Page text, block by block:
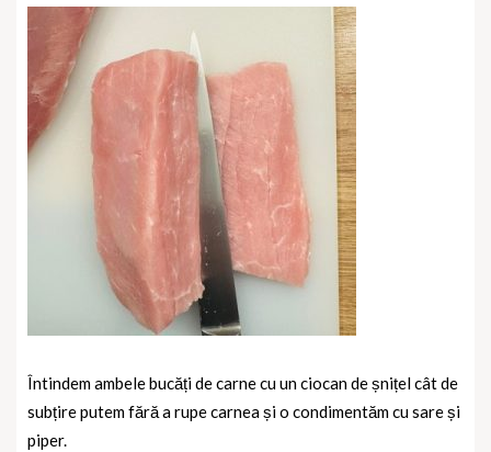
Întindem ambele bucăți de carne cu un ciocan de șnițel cât de
subțire putem fără a rupe carnea și o condimentăm cu sare și
piper.